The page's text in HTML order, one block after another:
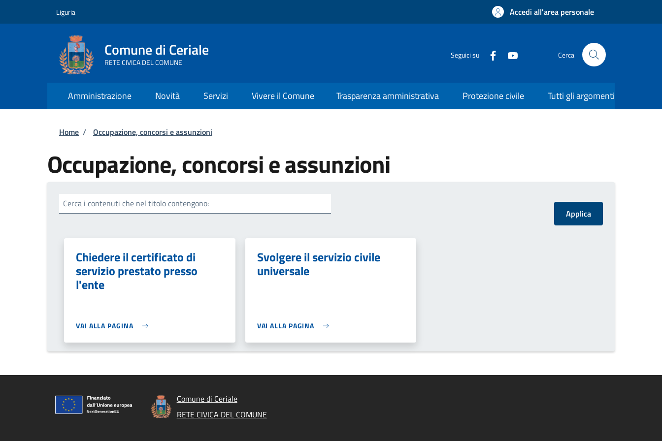
Liguria Accedi all'area personale
Comune di Ceriale
RETE CIVICA DEL COMUNE
Seguici su Cerca
Amministrazione Novità Servizi Vivere il Comune Trasparenza amministrativa Protezione civile Tutti gli argomenti
Briciole di pane
Home / Occupazione, concorsi e assunzioni
Occupazione, concorsi e assunzioni
Cerca i contenuti che nel titolo contengono:
Chiedere il certificato di
servizio prestato presso
l'ente
VAI ALLA PAGINA
Svolgere il servizio civile
universale
VAI ALLA PAGINA
Comune di Ceriale
RETE CIVICA DEL COMUNE